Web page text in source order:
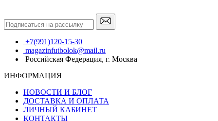
+7(991)120-15-30
magazinfutbolok@mail.ru
Российская Федерация, г. Москва
ИНФОРМАЦИЯ
НОВОСТИ И БЛОГ
ДОСТАВКА И ОПЛАТА
ЛИЧНЫЙ КАБИНЕТ
КОНТАКТЫ